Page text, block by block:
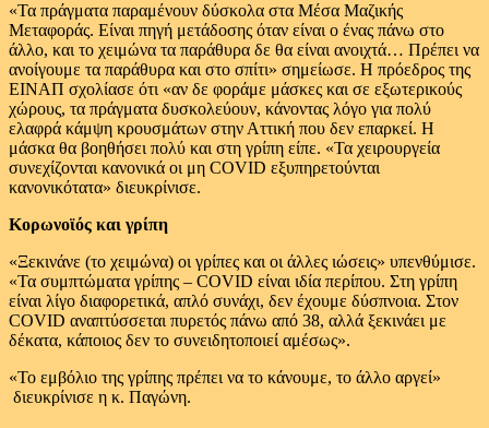
«Τα πράγματα παραμένουν δύσκολα στα Μέσα Μαζικής
Μεταφοράς. Είναι πηγή μετάδοσης όταν είναι ο ένας πάνω στο
άλλο, και το χειμώνα τα παράθυρα δε θα είναι ανοιχτά… Πρέπει να
ανοίγουμε τα παράθυρα και στο σπίτι» σημείωσε. Η πρόεδρος της
ΕΙΝΑΠ σχολίασε ότι «αν δε φοράμε μάσκες και σε εξωτερικούς
χώρους, τα πράγματα δυσκολεύουν, κάνοντας λόγο για πολύ
ελαφρά κάμψη κρουσμάτων στην Αττική που δεν επαρκεί. Η
μάσκα θα βοηθήσει πολύ και στη γρίπη είπε. «Τα χειρουργεία
συνεχίζονται κανονικά οι μη COVID εξυπηρετούνται
κανονικότατα» διευκρίνισε.
Κορωνοϊός και γρίπη
«Ξεκινάνε (το χειμώνα) οι γρίπες και οι άλλες ιώσεις» υπενθύμισε.
«Τα συμπτώματα γρίπης – COVID είναι ιδία περίπου. Στη γρίπη
είναι λίγο διαφορετικά, απλό συνάχι, δεν έχουμε δύσπνοια. Στον
COVID αναπτύσσεται πυρετός πάνω από 38, αλλά ξεκινάει με
δέκατα, κάποιος δεν το συνειδητοποιεί αμέσως».
«Το εμβόλιο της γρίπης πρέπει να το κάνουμε, το άλλο αργεί»
διευκρίνισε η κ. Παγώνη.